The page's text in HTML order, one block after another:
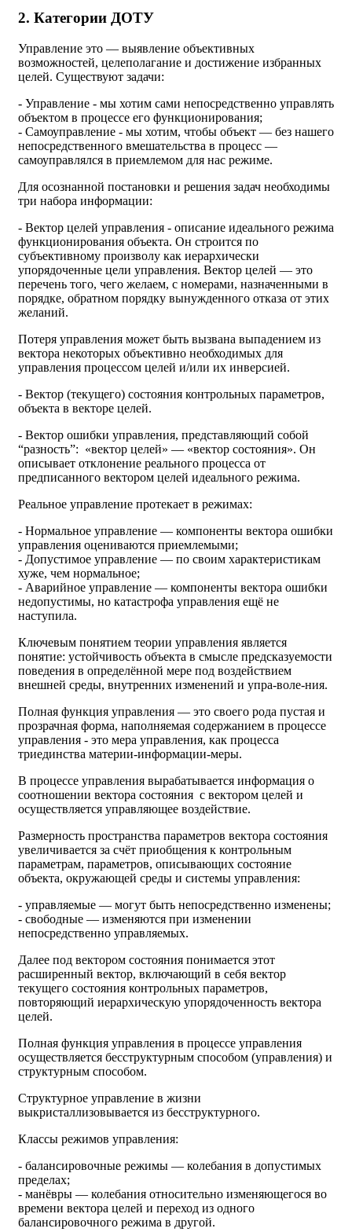
2. Категории ДОТУ
Управление это — выявление объективных
возможностей, целеполагание и достижение избранных
целей. Существуют задачи:
- Управление - мы хотим сами непосредственно управлять
объектом в процессе его функционирования;
- Самоуправление - мы хотим, чтобы объект — без нашего
непосредственного вмешательства в процесс —
самоуправлялся в приемлемом для нас режиме.
Для осознанной постановки и решения задач необходимы
три набора информации:
- Вектор целей управления - описание идеального режима
функционирования объекта. Он строится по
субъективному произволу как иерархически
упорядоченные цели управления. Вектор целей — это
перечень того, чего желаем, с номерами, назначенными в
порядке, обратном порядку вынужденного отказа от этих
желаний.
Потеря управления может быть вызвана выпадением из
вектора некоторых объективно необходимых для
управления процессом целей и/или их инверсией.
- Вектор (текущего) состояния контрольных параметров,
объекта в векторе целей.
- Вектор ошибки управления, представляющий собой
“разность”: «вектор целей» — «вектор состояния». Он
описывает отклонение реального процесса от
предписанного вектором целей идеального режима.
Реальное управление протекает в режимах:
- Нормальное управление — компоненты вектора ошибки
управления оцениваются приемлемыми;
- Допустимое управление — по своим характеристикам
хуже, чем нормальное;
- Аварийное управление — компоненты вектора ошибки
недопустимы, но катастрофа управления ещё не
наступила.
Ключевым понятием теории управления является
понятие: устойчивость объекта в смысле предсказуемости
поведения в определённой мере под воздействием
внешней среды, внутренних изменений и упра-воле-ния.
Полная функция управления — это своего рода пустая и
прозрачная форма, наполняемая содержанием в процессе
управления - это мера управления, как процесса
триединства материи-информации-меры.
В процессе управления вырабатывается информация о
соотношении вектора состояния с вектором целей и
осуществляется управляющее воздействие.
Размерность пространства параметров вектора состояния
увеличивается за счёт приобщения к контрольным
параметрам, параметров, описывающих состояние
объекта, окружающей среды и системы управления:
- управляемые — могут быть непосредственно изменены;
- свободные — изменяются при изменении
непосредственно управляемых.
Далее под вектором состояния понимается этот
расширенный вектор, включающий в себя вектор
текущего состояния контрольных параметров,
повторяющий иерархическую упорядоченность вектора
целей.
Полная функция управления в процессе управления
осуществляется бесструктурным способом (управления) и
структурным способом.
Структурное управление в жизни
выкристаллизовывается из бесструктурного.
Классы режимов управления:
- балансировочные режимы — колебания в допустимых
пределах;
- манёвры — колебания относительно изменяющегося во
времени вектора целей и переход из одного
балансировочного режима в другой.